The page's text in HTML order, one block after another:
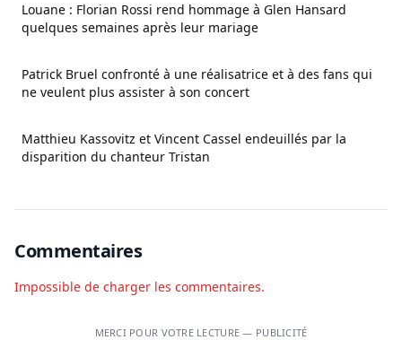
Louane : Florian Rossi rend hommage à Glen Hansard
quelques semaines après leur mariage
Patrick Bruel confronté à une réalisatrice et à des fans qui
ne veulent plus assister à son concert
Matthieu Kassovitz et Vincent Cassel endeuillés par la
disparition du chanteur Tristan
Commentaires
Impossible de charger les commentaires.
MERCI POUR VOTRE LECTURE — PUBLICITÉ